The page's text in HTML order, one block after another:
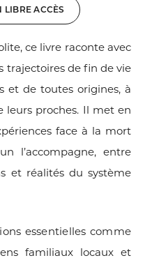
LIBRE ACCÈS
ce livre raconte avec
trajectoires de fin de vie
et de toutes origines, à
leurs proches. Il met en
face à la mort
l’accompagne, entre
et réalités du système
essentielles comme
familiaux locaux et